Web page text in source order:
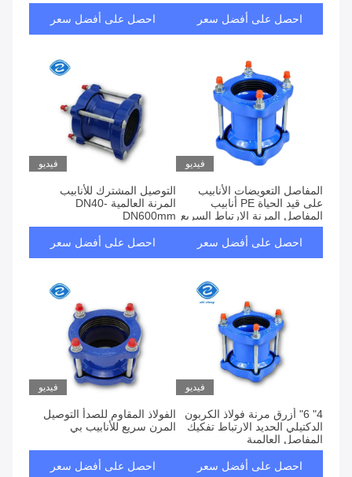
احصل على أفضل سعر احصل على أفضل سعر
فيديو
المفاصل التعويضات الأنابيب
على قيد الحياة PE أنابيب
المفاصل المرنة الارتباط السريع
احصل على أفضل سعر
فيديو
التوصيل المشترك للأنابيب
المرنة العالمية DN40-
DN600mm
احصل على أفضل سعر
فيديو
4" 6" أزرق مرنة فولاذ الكربون
الدكتيلي الحديد الارتباط تفكيك
المفاصل العالمية
احصل على أفضل سعر
فيديو
الفولاذ المقاوم للصدأ التوصيل
المرن سريع للأنابيب بي
احصل على أفضل سعر